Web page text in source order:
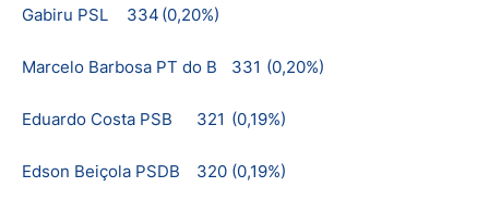
Gabiru PSL 334 (0,20%)
Marcelo Barbosa PT do B 331 (0,20%)
Eduardo Costa PSB 321 (0,19%)
Edson Beiçola PSDB 320 (0,19%)